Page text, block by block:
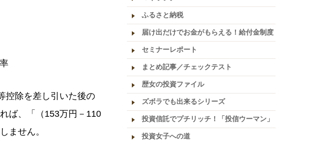
控除を差し引いた後の
ば、「（153万円－110
ません。
ふるさと納税
届け出だけでお金がもらえる！給付金制度
セミナーレポート
まとめ記事／チェックテスト
歴女の投資ファイル
ズボラでも出来るシリーズ
投資信託でプチリッチ！「投信ウーマン」
投資女子への道